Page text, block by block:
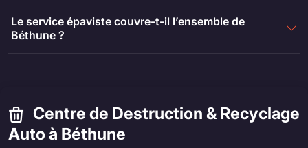
Le service épaviste couvre-t-il l’ensemble de
Béthune ?
Centre de Destruction & Recyclage
Auto à Béthune